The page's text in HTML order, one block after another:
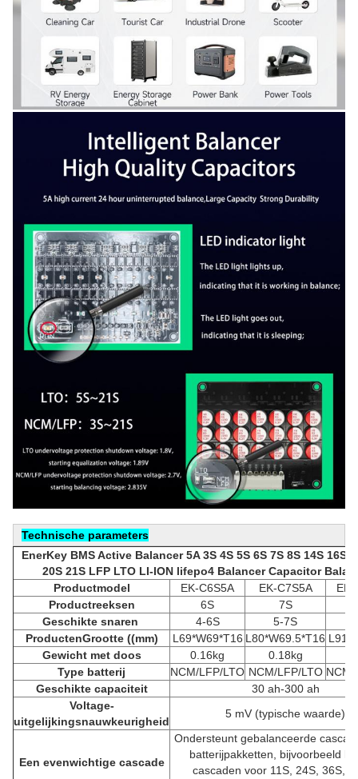
Technische parameters
EnerKey BMS Active Balancer 5A 3S 4S 5S 6S 7S 8S 14S 16S
20S 21S LFP LTO LI-ION lifepo4 Balancer Capacitor
Productmodel
EK-C6S5A EK-C7S5A
EK-
Productreeksen
6S 7S
Geschikte snaren
4-6S 5-7S
ProductenGrootte ((mm) L69*W69*T16 L80*W69.5*T16
Gewicht met doos
0.16kg 0.18kg
Type batterij
NCM/LFP/LTO NCM/LFP/LTO NCM/
Geschikte capaciteit
30 ah-300 ah
Voltage-
uitgelijkingsnauwkeurigheid
5 mV (typische waarde)
Een evenwichtige cascade
Ondersteunt gebalanceerde
batterijpakketten, bijvoorbeeld
cascaden voor 11S, 24S, 36S,